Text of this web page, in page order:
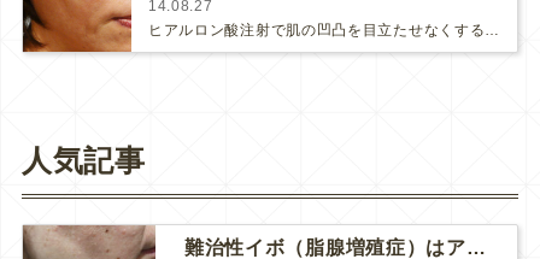
14.08.27
ヒアルロン酸注射で肌の凹凸を目立たせなくすることが可能です。こちらの患者様は、他院で成長因子を注入した後に目立つようになった頬の…
人気記事
難治性イボ（脂腺増殖症）はアグネスAGNESが効果的です！